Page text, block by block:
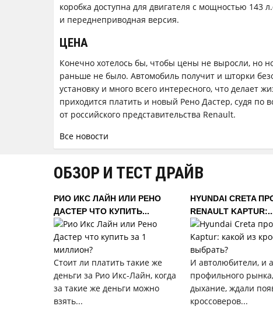
коробка доступна для двигателя с мощностью 143
и переднеприводная версия.
ЦЕНА
Конечно хотелось бы, чтобы цены не выросли, но
раньше не было. Автомобиль получит и шторки
установку и много всего интересного, что делает
приходится платить и новый Рено Дастер, судя
от российского представительства Renault.
Все новости
ОБЗОР И ТЕСТ ДРАЙВ
РИО ИКС ЛАЙН ИЛИ РЕНО
ДАСТЕР ЧТО КУПИТЬ...
Стоит ли платить такие же
деньги за Рио Икс-Лайн, когда
за такие же деньги можно
взять...
HYUNDAI CRETA
RENAULT
И автолюбители, и
профильного
дыхание, ждали
кроссоверов...